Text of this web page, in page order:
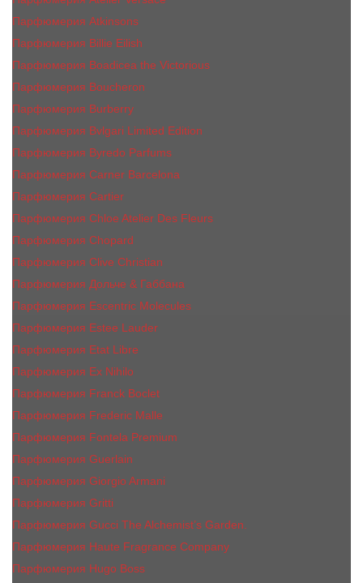
Парфюмерия Atkinsons
Парфюмерия Billie Eilish
Парфюмерия Boadicea the Victorious
Парфюмерия Boucheron
Парфюмерия Burberry
Парфюмерия Bvlgari Limited Edition
Парфюмерия Byredo Parfums
Парфюмерия Carner Barcelona
Парфюмерия Cartier
Парфюмерия Chloe Atelier Des Fleurs
Парфюмерия Сhopard
Парфюмерия Clive Christian
Парфюмерия Дольче & Габбана
Парфюмерия Escentric Molecules
Парфюмерия Estee Lаudеr
Парфюмерия Etat Libre
Парфюмерия Ex Nihilo
Парфюмерия Franck Boclet
Парфюмерия Frеderic Mаlle
Парфюмерия Fontela Premium
Парфюмерия Guerlain
Парфюмерия Giorgio Armani
Парфюмерия Gritti
Парфюмерия Gucci The Alchemist’s Garden.
Парфюмерия Haute Fragrance Company
Парфюмерия Hugo Boss